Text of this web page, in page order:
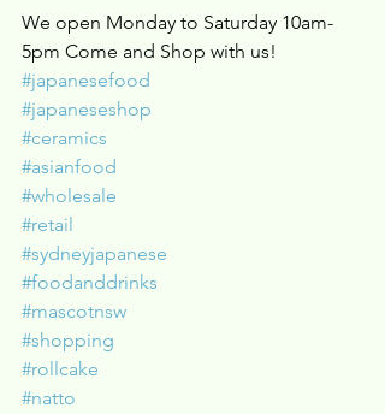
We open Monday to Saturday 10am-
5pm Come and Shop with us!
#japanesefood
#japaneseshop
#ceramics
#asianfood
#wholesale
#retail
#sydneyjapanese
#foodanddrinks
#mascotnsw
#shopping
#rollcake
#natto